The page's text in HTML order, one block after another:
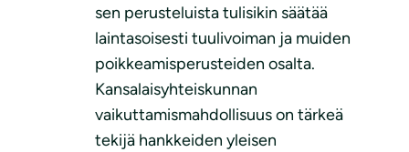
sen perusteluista tulisikin säätää
laintasoisesti tuulivoiman ja muiden
poikkeamisperusteiden osalta.
Kansalaisyhteiskunnan
vaikuttamismahdollisuus on tärkeä
tekijä hankkeiden yleisen